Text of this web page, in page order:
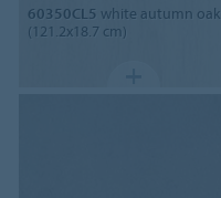
60350CL5 white autumn oak
(121.2x18.7 cm)